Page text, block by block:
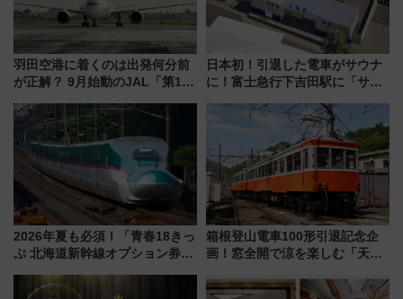
羽田空港に着くのは出発何分前
が正解？ 9月始動のJAL「第1タ
歩1キロ超え！ 知っておきたい
変更点まとめ
日本初！引退した電車がサウナ
に！富士急行下吉田駅に「サ電
業 行き交う電車の音や振動を
感じながら「ととのう」新感覚
2026年夏も必須！「青春18きっ
ぷ 北海道新幹線オプション券」
の罠
箱根登山電車100形引退記念企
画！窓全開で涼を楽しむ「天然
発売